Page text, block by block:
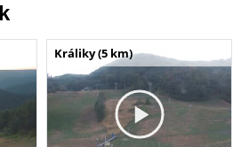
Králiky (5 km)